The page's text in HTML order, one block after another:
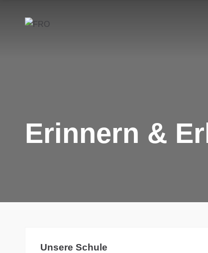
Erinnern &
Unsere Schule